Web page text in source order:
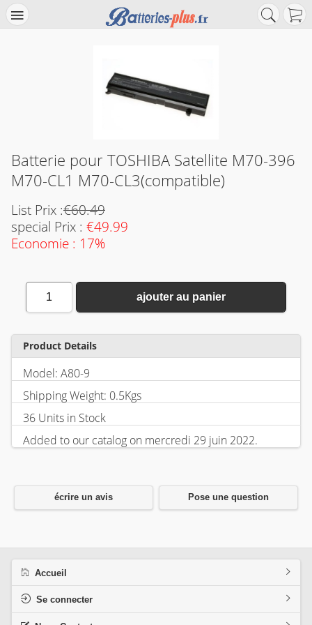
Batterie pour TOSHIBA Satellite M70-396
M70-CL1 M70-CL3(compatible)
List Prix :€60.49
special Prix : €49.99
Economie : 17%
1 ajouter au panier
Product Details
Model: A80-9
Shipping Weight: 0.5Kgs
36 Units in Stock
Added to our catalog on mercredi 29 juin 2022.
écrire un avis Pose une question
Accueil
Se connecter